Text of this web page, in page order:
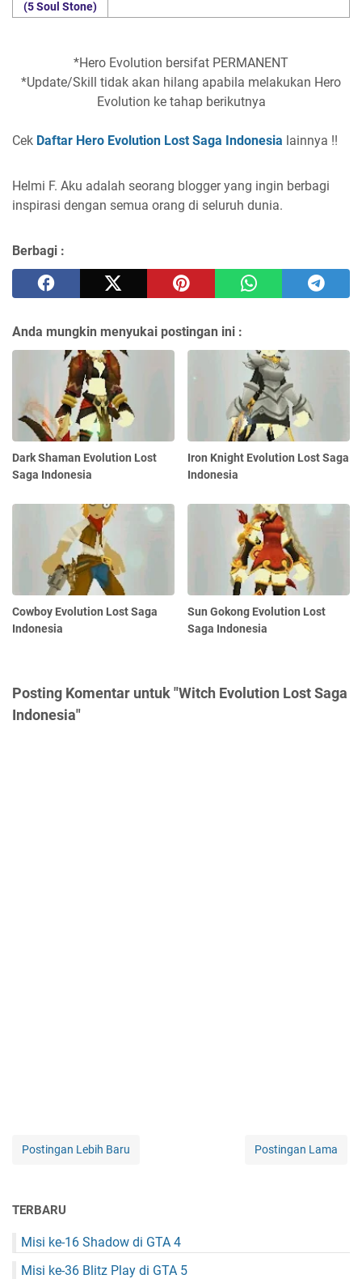
(5 Soul Stone)
*Hero Evolution bersifat PERMANENT
*Update/Skill tidak akan hilang apabila melakukan Hero
Evolution ke tahap berikutnya
Cek Daftar Hero Evolution Lost Saga Indonesia lainnya !!
Helmi F. Aku adalah seorang blogger yang ingin berbagi
inspirasi dengan semua orang di seluruh dunia.
Berbagi :
Anda mungkin menyukai postingan ini :
Dark Shaman Evolution Lost
Saga Indonesia
Iron Knight Evolution Lost Saga
Indonesia
Cowboy Evolution Lost Saga
Indonesia
Sun Gokong Evolution Lost
Saga Indonesia
Posting Komentar untuk "Witch Evolution Lost Saga
Indonesia"
Postingan Lebih Baru Postingan Lama
TERBARU
Misi ke-16 Shadow di GTA 4
Misi ke-36 Blitz Play di GTA 5